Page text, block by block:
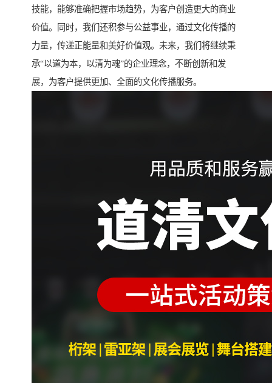
技能，能够准确把握市场趋势，为客户创造更大的商业
价值。同时，我们还积参与公益事业，通过文化传播的
力量，传递正能量和美好价值观。未来，我们将继续秉
承“以道为本，以清为魂”的企业理念，不断创新和发
展，为客户提供更加、全面的文化传播服务。